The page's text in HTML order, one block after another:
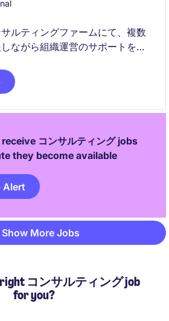
ルティングファームにて、複数
ながら組織運営のサポートを担
ており、アットホームな環境で
イン、フレックスタイムありで
コンサルティング jobs
they become available
Alert
Show More Jobs
コンサルティング job
for you?